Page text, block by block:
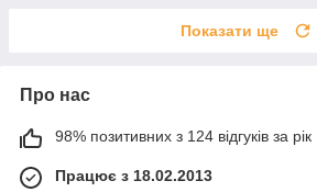
Показати ще
Про нас
98% позитивних з 124 відгуків за рік
Працює з 18.02.2013